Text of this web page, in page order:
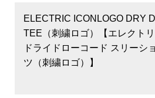
ELECTRIC ICONLOGO DRY
TEE（刺繍ロゴ）【エレクト
ドライドローコード スリーシ
ツ（刺繍ロゴ）】